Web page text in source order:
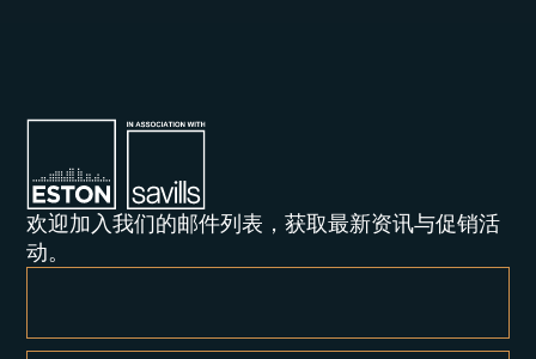
欢迎加入我们的邮件列表，获取最新资讯与促销活
动。